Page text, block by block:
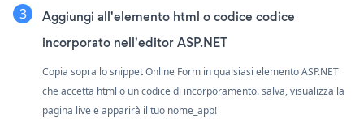
Aggiungi all'elemento html o codice codice
incorporato nell'editor ASP.NET
Copia sopra lo snippet Online Form in qualsiasi elemento ASP.NET
che accetta html o un codice di incorporamento. salva, visualizza la
pagina live e apparirà il tuo nome_app!